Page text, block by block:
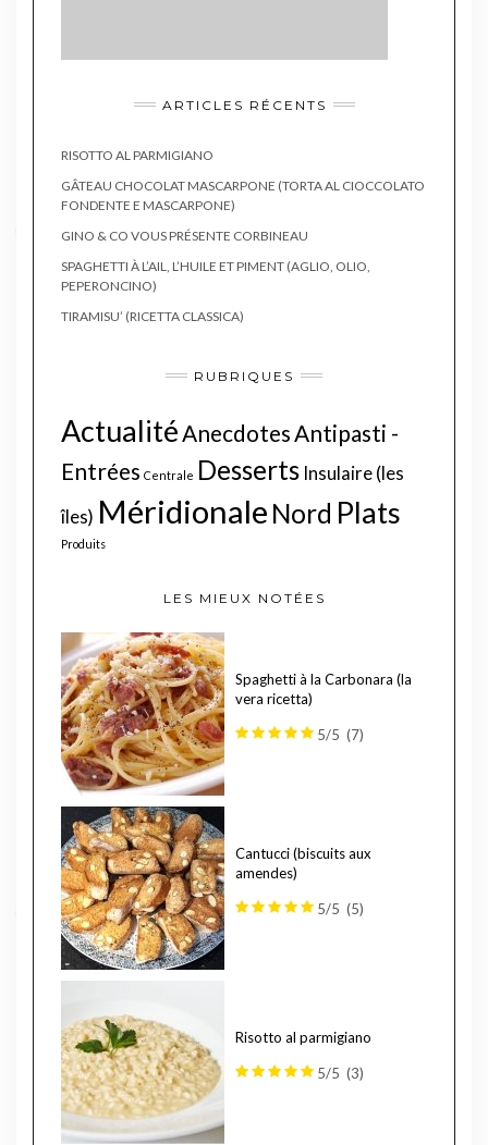
ARTICLES RÉCENTS
RISOTTO AL PARMIGIANO
GÂTEAU CHOCOLAT MASCARPONE (TORTA AL CIOCCOLATO
FONDENTE E MASCARPONE)
GINO & CO VOUS PRÉSENTE CORBINEAU
SPAGHETTI À L’AIL, L’HUILE ET PIMENT (AGLIO, OLIO,
PEPERONCINO)
TIRAMISU’ (RICETTA CLASSICA)
RUBRIQUES
Actualité Anecdotes Antipasti -
Entrées Centrale Desserts Insulaire (les
îles) Méridionale Nord Plats
Produits
LES MIEUX NOTÉES
Spaghetti à la Carbonara (la
vera ricetta)
5/5 (7)
Cantucci (biscuits aux
amendes)
5/5 (5)
Risotto al parmigiano
5/5 (3)